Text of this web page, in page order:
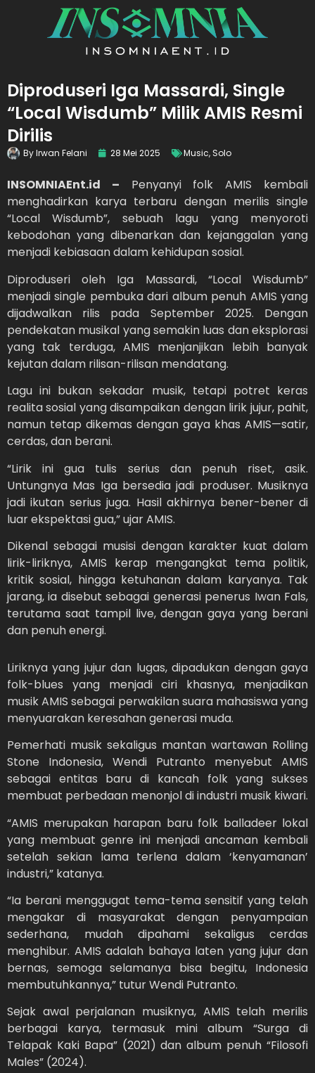
Diproduseri Iga Massardi, Single
“Local Wisdumb” Milik AMIS Resmi
Dirilis
ByIrwan Felani 28 Mei 2025 Music, Solo
INSOMNIAEnt.id – Penyanyi folk AMIS kembali
menghadirkan karya terbaru dengan merilis single
“Local Wisdumb”, sebuah lagu yang menyoroti
kebodohan yang dibenarkan dan kejanggalan yang
menjadi kebiasaan dalam kehidupan sosial.
Diproduseri oleh Iga Massardi, “Local Wisdumb”
menjadi single pembuka dari album penuh AMIS yang
dijadwalkan rilis pada September 2025. Dengan
pendekatan musikal yang semakin luas dan eksplorasi
yang tak terduga, AMIS menjanjikan lebih banyak
kejutan dalam rilisan-rilisan mendatang.
Lagu ini bukan sekadar musik, tetapi potret keras
realita sosial yang disampaikan dengan lirik jujur, pahit,
namun tetap dikemas dengan gaya khas AMIS—satir,
cerdas, dan berani.
“Lirik ini gua tulis serius dan penuh riset, asik.
Untungnya Mas Iga bersedia jadi produser. Musiknya
jadi ikutan serius juga. Hasil akhirnya bener-bener di
luar ekspektasi gua,” ujar AMIS.
Dikenal sebagai musisi dengan karakter kuat dalam
lirik-liriknya, AMIS kerap mengangkat tema politik,
kritik sosial, hingga ketuhanan dalam karyanya. Tak
jarang, ia disebut sebagai generasi penerus Iwan Fals,
terutama saat tampil live, dengan gaya yang berani
dan penuh energi.
Liriknya yang jujur dan lugas, dipadukan dengan gaya
folk-blues yang menjadi ciri khasnya, menjadikan
musik AMIS sebagai perwakilan suara mahasiswa yang
menyuarakan keresahan generasi muda.
Pemerhati musik sekaligus mantan wartawan Rolling
Stone Indonesia, Wendi Putranto menyebut AMIS
sebagai entitas baru di kancah folk yang sukses
membuat perbedaan menonjol di industri musik kiwari.
“AMIS merupakan harapan baru folk balladeer lokal
yang membuat genre ini menjadi ancaman kembali
setelah sekian lama terlena dalam ‘kenyamanan’
industri,” katanya.
“Ia berani menggugat tema-tema sensitif yang telah
mengakar di masyarakat dengan penyampaian
sederhana, mudah dipahami sekaligus cerdas
menghibur. AMIS adalah bahaya laten yang jujur dan
bernas, semoga selamanya bisa begitu, Indonesia
membutuhkannya,” tutur Wendi Putranto.
Sejak awal perjalanan musiknya, AMIS telah merilis
berbagai karya, termasuk mini album “Surga di
Telapak Kaki Bapa” (2021) dan album penuh “Filosofi
Males” (2024).